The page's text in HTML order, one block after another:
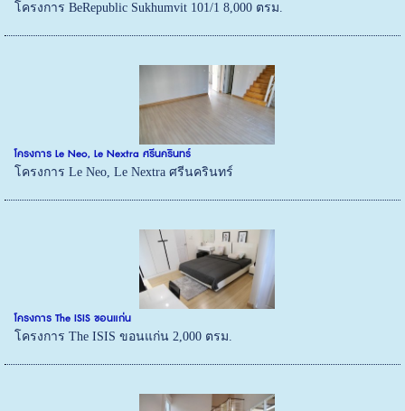
โครงการ BeRepublic Sukhumvit 101/1 8,000 ตรม.
โครงการ Le Neo, Le Nextra ศรีนครินทร์
โครงการ Le Neo, Le Nextra ศรีนครินทร์
โครงการ The ISIS ขอนแก่น
โครงการ The ISIS ขอนแก่น 2,000 ตรม.